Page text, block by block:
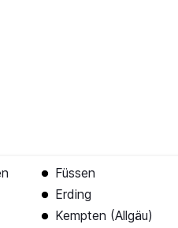
Füssen
Erding
Kempten (Allgäu)